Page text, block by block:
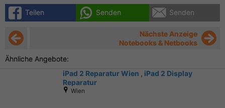
Teilen Senden Senden
Nächste Anzeige
Notebooks & Netbooks
Ähnliche Angebote:
iPad 2 Reparatur Wien , iPad 2 Display
Reparatur
Wien